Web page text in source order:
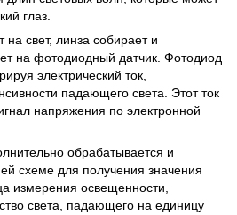
глаз.
на свет, линза собирает и
на фотодиодный датчик. Фотодиод
электрический ток,
падающего света. Этот ток
напряжения по электронной
обрабатывается и
схеме для получения значения
измерения освещенности,
света, падающего на единицу